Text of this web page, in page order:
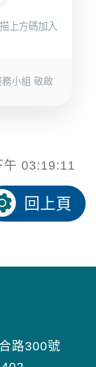
上方碼加入
小組 敬啟
03:19:11
回上頁
路300號